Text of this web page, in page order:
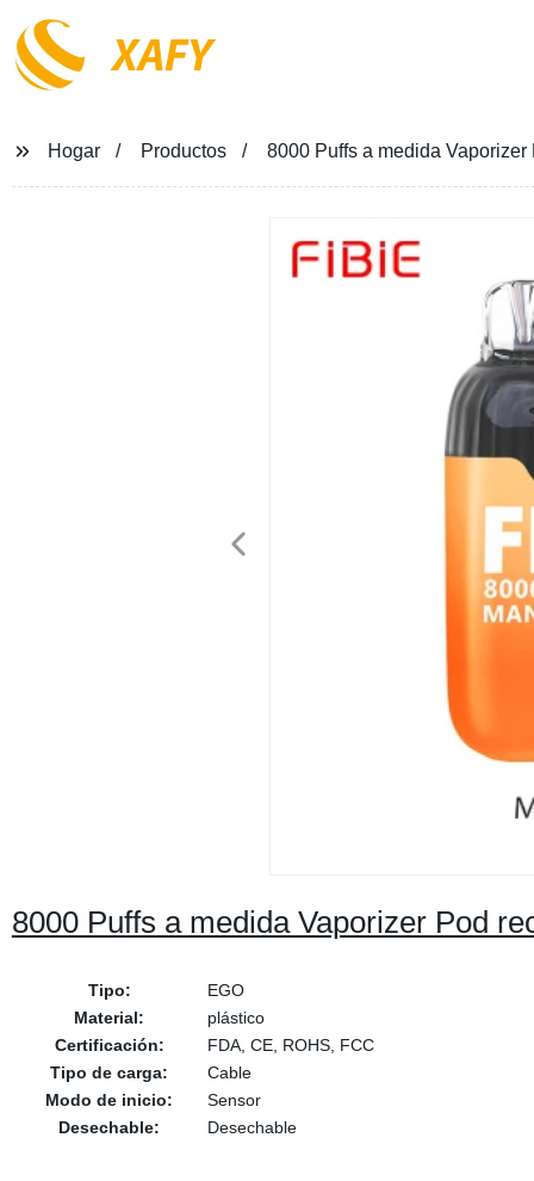
XAFY
Hogar Productos 8000 Puffs a medida
8000 Puffs a medida Vaporizer Pod
Tipo:
EGO
Material:
plástico
Certificación:
FDA, CE, ROHS, FCC
Tipo de carga:
Cable
Modo de inicio:
Sensor
Desechable:
Desechable